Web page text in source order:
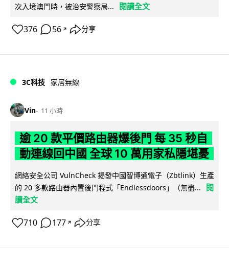
次入境澳門時，被治安警察局...
閱讀全文
376 56 ↗ 分享
3C科技 家居無線
Vin 11 小時
逾 20 款平價路由器爆後門 每 35 秒自
動連線回中國 全球 10 萬用家私隱堪憂
網絡安全公司 VulnCheck 揭發中國智博通電子（Zbtlink）生產
的 20 多款路由器內置後門程式「Endlessdoors」（無盡...
閱
讀全文
710 177 ↗ 分享